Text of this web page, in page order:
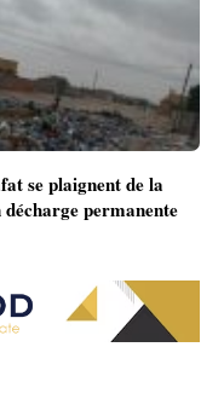
se plaignent de la
permanente